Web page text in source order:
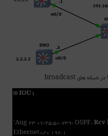
!!! IOU1
*Aug 23 07:25:50.739: OSPF:Rcv
Ethernet0/0